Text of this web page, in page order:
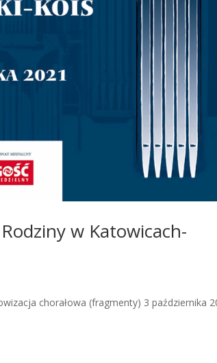
w Katowicach-
chorałowa (fragmenty) 3 października